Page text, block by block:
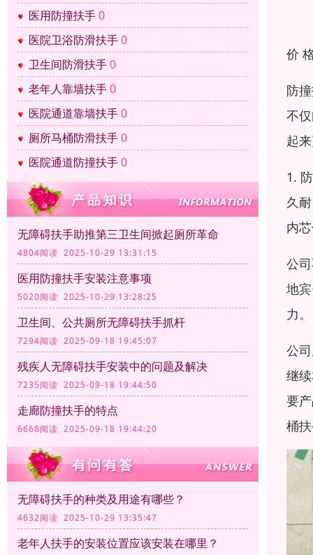
医用防撞扶手0
医院卫浴防滑扶手0
卫生间防滑扶手0
老年人靠墙扶手0
医院通道靠墙扶手0
厕所马桶防滑扶手0
医院通道防撞扶手0
无障碍扶手助推第三卫生间掀起厕所革命
4804阅读 2025-10-29 13:31:15
医用防撞扶手安装注意事项
5020阅读 2025-10-29 13:28:25
卫生间、公共厕所无障碍扶手抓杆
7294阅读 2025-09-18 19:45:07
残疾人无障碍扶手安装中的问题及解决
7235阅读 2025-09-18 19:44:50
走廊防撞扶手的特点
6668阅读 2025-09-18 19:44:20
无障碍扶手的种类及用途有哪些？
4632阅读 2025-10-29 13:35:47
老年人扶手的安装位置应该安装在哪里？
价
防
不
起
1.
久
内
公
地
力。
公
继
要
桶